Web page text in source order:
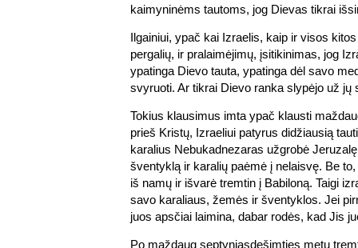
kaimyninėms tautoms, jog Dievas tikrai
Ilgainiui, ypač kai Izraelis, kaip ir visos
pergalių, ir pralaimėjimų, įsitikinimas, jog
ypatinga Dievo tauta, ypatinga dėl savo
svyruoti. Ar tikrai Dievo ranka slypėjo už jų
Tokius klausimus imta ypač klausti
prieš Kristų, Izraeliui patyrus didžiausią
karalius Nebukadnezaras užgrobė
šventyklą ir karalių paėmė į nelaisvę. Be
iš namų ir išvarė tremtin į Babiloną. Taigi
savo karaliaus, žemės ir šventyklos. Jei
juos apsčiai laimina, dabar rodės, kad Jis
Po maždaug septyniasdešimties metų